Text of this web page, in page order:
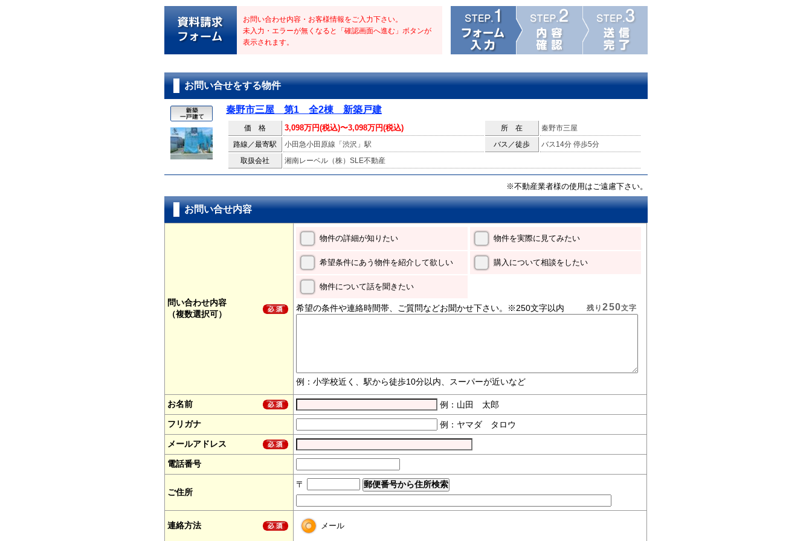
お問い合わせ内容・お客様情報をご入力下さい。
未入力・エラーが無くなると「確認画面へ進む」ボタンが
表示されます。
お問い合せをする物件
秦野市三屋 第1 全2棟 新築戸建
価 格 3,098万円(税込)〜3,098万円(税込) 所 在
秦野市三屋
路線／最寄駅
小田急小田原線「渋沢」駅 バス／徒歩
バス14分 停歩5分
取扱会社
湘南レーベル（株）SLE不動産
※不動産業者様の使用はご遠慮下さい。
お問い合せ内容
問い合わせ内容
（複数選択可）
物件の詳細が知りたい 物件を実際に見てみたい
希望条件にあう物件を紹介して欲しい 購入について相談をしたい
物件について話を聞きたい
希望の条件や連絡時間帯、ご質問などお聞かせ下さい。※250文字以内
例：小学校近く、駅から徒歩10分以内、スーパーが近いなど
残り250文字
お名前
例：山田 太郎
フリガナ
例：ヤマダ タロウ
メールアドレス
電話番号
ご住所
〒
連絡方法 メール